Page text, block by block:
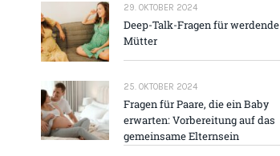
29. OKTOBER 2024
Deep-Talk-Fragen für werdende
Mütter
25. OKTOBER 2024
Fragen für Paare, die ein Baby
erwarten: Vorbereitung auf das
gemeinsame Elternsein